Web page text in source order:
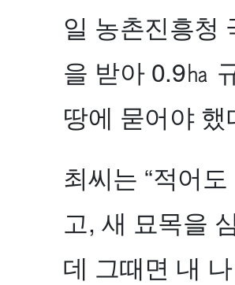
일 농촌진흥청
을 받아 0.9㏊
땅에 묻어야 했
최씨는 “적어
고, 새 묘목을
데 그때면 내